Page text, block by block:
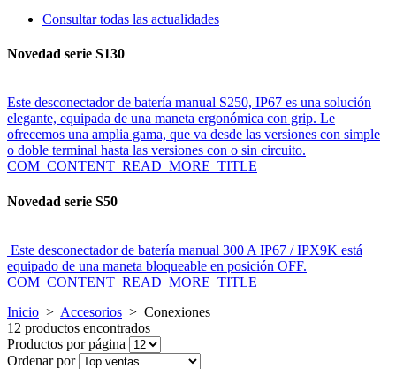
Consultar todas las actualidades
Novedad serie S130
Este desconectador de batería manual S250, IP67 es una solución
elegante, equipada de una maneta ergonómica con grip. Le
ofrecemos una amplia gama, que va desde las versiones con simple
o doble terminal hasta las versiones con o sin circuito.
COM_CONTENT_READ_MORE_TITLE
Novedad serie S50
Este desconectador de batería manual 300 A IP67 / IPX9K está
equipado de una maneta bloqueable en posición OFF.
COM_CONTENT_READ_MORE_TITLE
Inicio > Accesorios > Conexiones
12 productos encontrados
Productos por página
Ordenar por